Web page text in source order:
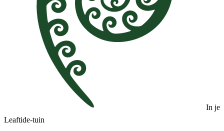
In je
Leaftide-tuin